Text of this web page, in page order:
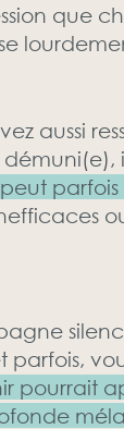
que
aussi
parfois,
pourrait